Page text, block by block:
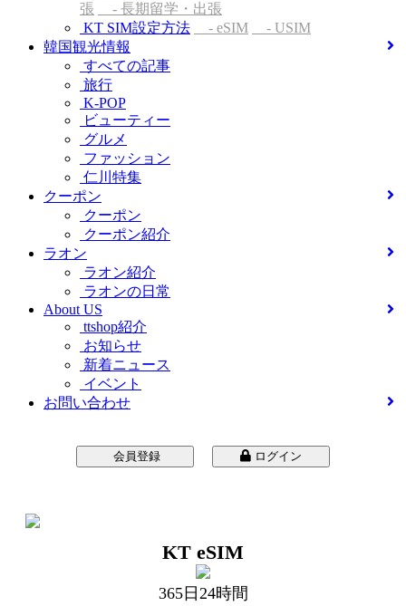
張
- 長期留学・出張
KT SIM設定方法
- eSIM
- USIM
韓国観光情報
すべての記事
旅行
K-POP
ビューティー
グルメ
ファッション
仁川特集
クーポン
クーポン
クーポン紹介
ラオン
ラオン紹介
ラオンの日常
About US
ttshop紹介
お知らせ
新着ニュース
イベント
お問い合わせ
会員登録 ログイン
KT eSIM
365日24時間